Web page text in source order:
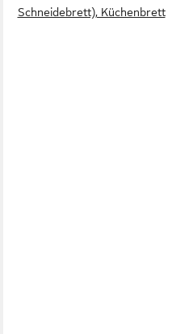
Schneidebrett), Küchenbrett